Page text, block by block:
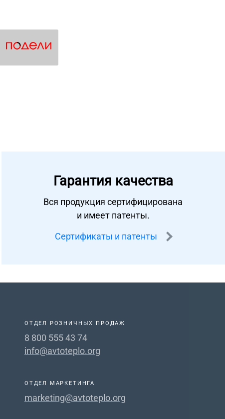
Гарантия качества
Вся продукция сертифицирована
и имеет патенты.
Сертификаты и патенты
ОТДЕЛ РОЗНИЧНЫХ ПРОДАЖ
8 800 555 43 74
info@avtoteplo.org
ОТДЕЛ МАРКЕТИНГА
marketing@avtoteplo.org